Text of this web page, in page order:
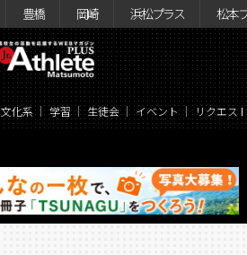
豊橋 岡崎 浜松プラス 松本
文化系 学習 生徒会 イベント リクエス